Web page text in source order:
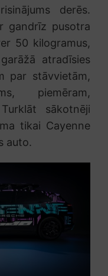
derēs.
gandrīz pusotra
50 kilogramus,
atradīsies
par stāvvietām,
piemēram,
sākotnēji
tikai Cayenne
auto.